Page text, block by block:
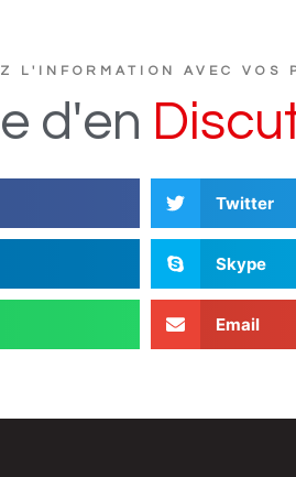
L'INFORMATION AVEC VOS
d'en Discu
Twitter
Skype
Email